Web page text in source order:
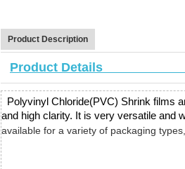
Product Description
Product Details
Polyvinyl Chloride(PVC) Shrink films
and high clarity. It is very versatile and
available for a variety of packaging